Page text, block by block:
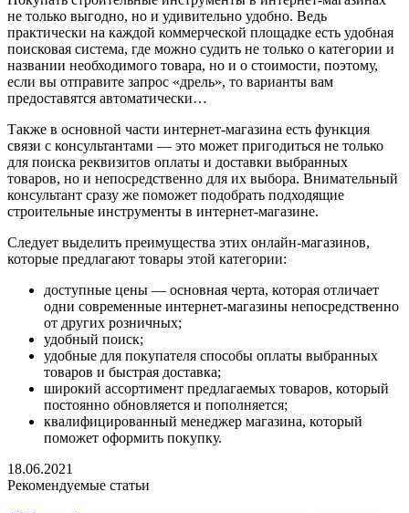
не только выгодно, но и удивительно удобно. Ведь
практически на каждой коммерческой площадке есть удобная
поисковая система, где можно судить не только о категории и
названии необходимого товара, но и о стоимости, поэтому,
если вы отправите запрос «дрель», то варианты вам
предоставятся автоматически…
Также в основной части интернет-магазина есть функция
связи с консультантами — это может пригодиться не только
для поиска реквизитов оплаты и доставки выбранных
товаров, но и непосредственно для их выбора. Внимательный
консультант сразу же поможет подобрать подходящие
строительные инструменты в интернет-магазине.
Следует выделить преимущества этих онлайн-магазинов,
которые предлагают товары этой категории:
доступные цены — основная черта, которая отличает
одни современные интернет-магазины непосредственно
от других розничных;
удобный поиск;
удобные для покупателя способы оплаты выбранных
товаров и быстрая доставка;
широкий ассортимент предлагаемых товаров, который
постоянно обновляется и пополняется;
квалифицированный менеджер магазина, который
поможет оформить покупку.
18.06.2021
Рекомендуемые статьи